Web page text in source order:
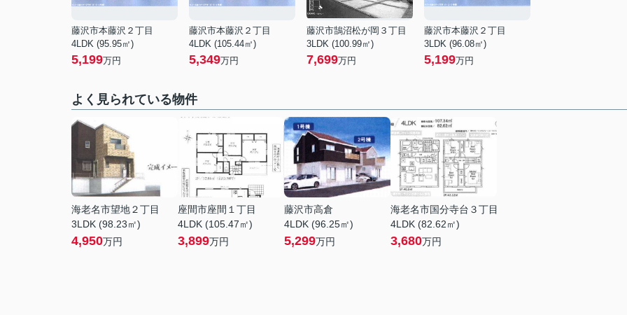
藤沢市本藤沢２丁目
4LDK (95.95㎡)
5,199万円
藤沢市本藤沢２丁目
4LDK (105.44㎡)
5,349万円
藤沢市鵠沼松が岡３丁目
3LDK (100.99㎡)
7,699万円
藤沢市本藤沢２丁目
3LDK (96.08㎡)
5,199万円
よく見られている物件
海老名市望地２丁目
3LDK (98.23㎡)
4,950万円
座間市座間１丁目
4LDK (105.47㎡)
3,899万円
藤沢市高倉
4LDK (96.25㎡)
5,299万円
海老名市国分寺台３丁目
4LDK (82.62㎡)
3,680万円